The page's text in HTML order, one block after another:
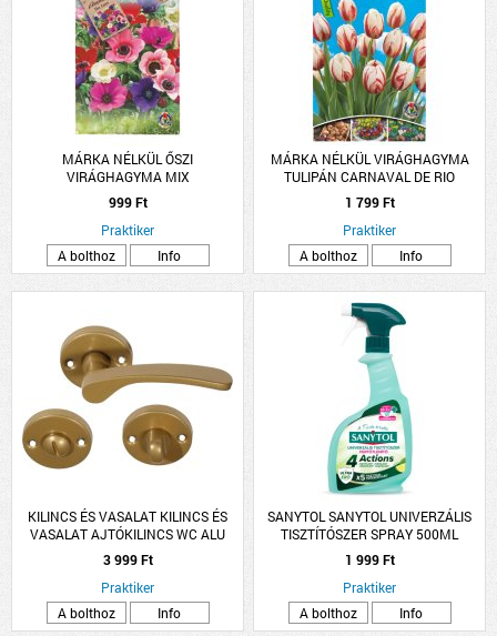
MÁRKA NÉLKÜL ŐSZI
VIRÁGHAGYMA MIX
999 Ft
Praktiker
A bolthoz
Info
MÁRKA NÉLKÜL VIRÁGHAGYMA
TULIPÁN CARNAVAL DE RIO
10DARAB/CSOMAG FEHÉR-PIROS
1 799 Ft
Praktiker
A bolthoz
Info
KILINCS ÉS VASALAT KILINCS ÉS
VASALAT AJTÓKILINCS WC ALU
ARANY LANA ROZETTÁS
3 999 Ft
Praktiker
A bolthoz
Info
SANYTOL SANYTOL UNIVERZÁLIS
TISZTÍTÓSZER SPRAY 500ML
1 999 Ft
Praktiker
A bolthoz
Info